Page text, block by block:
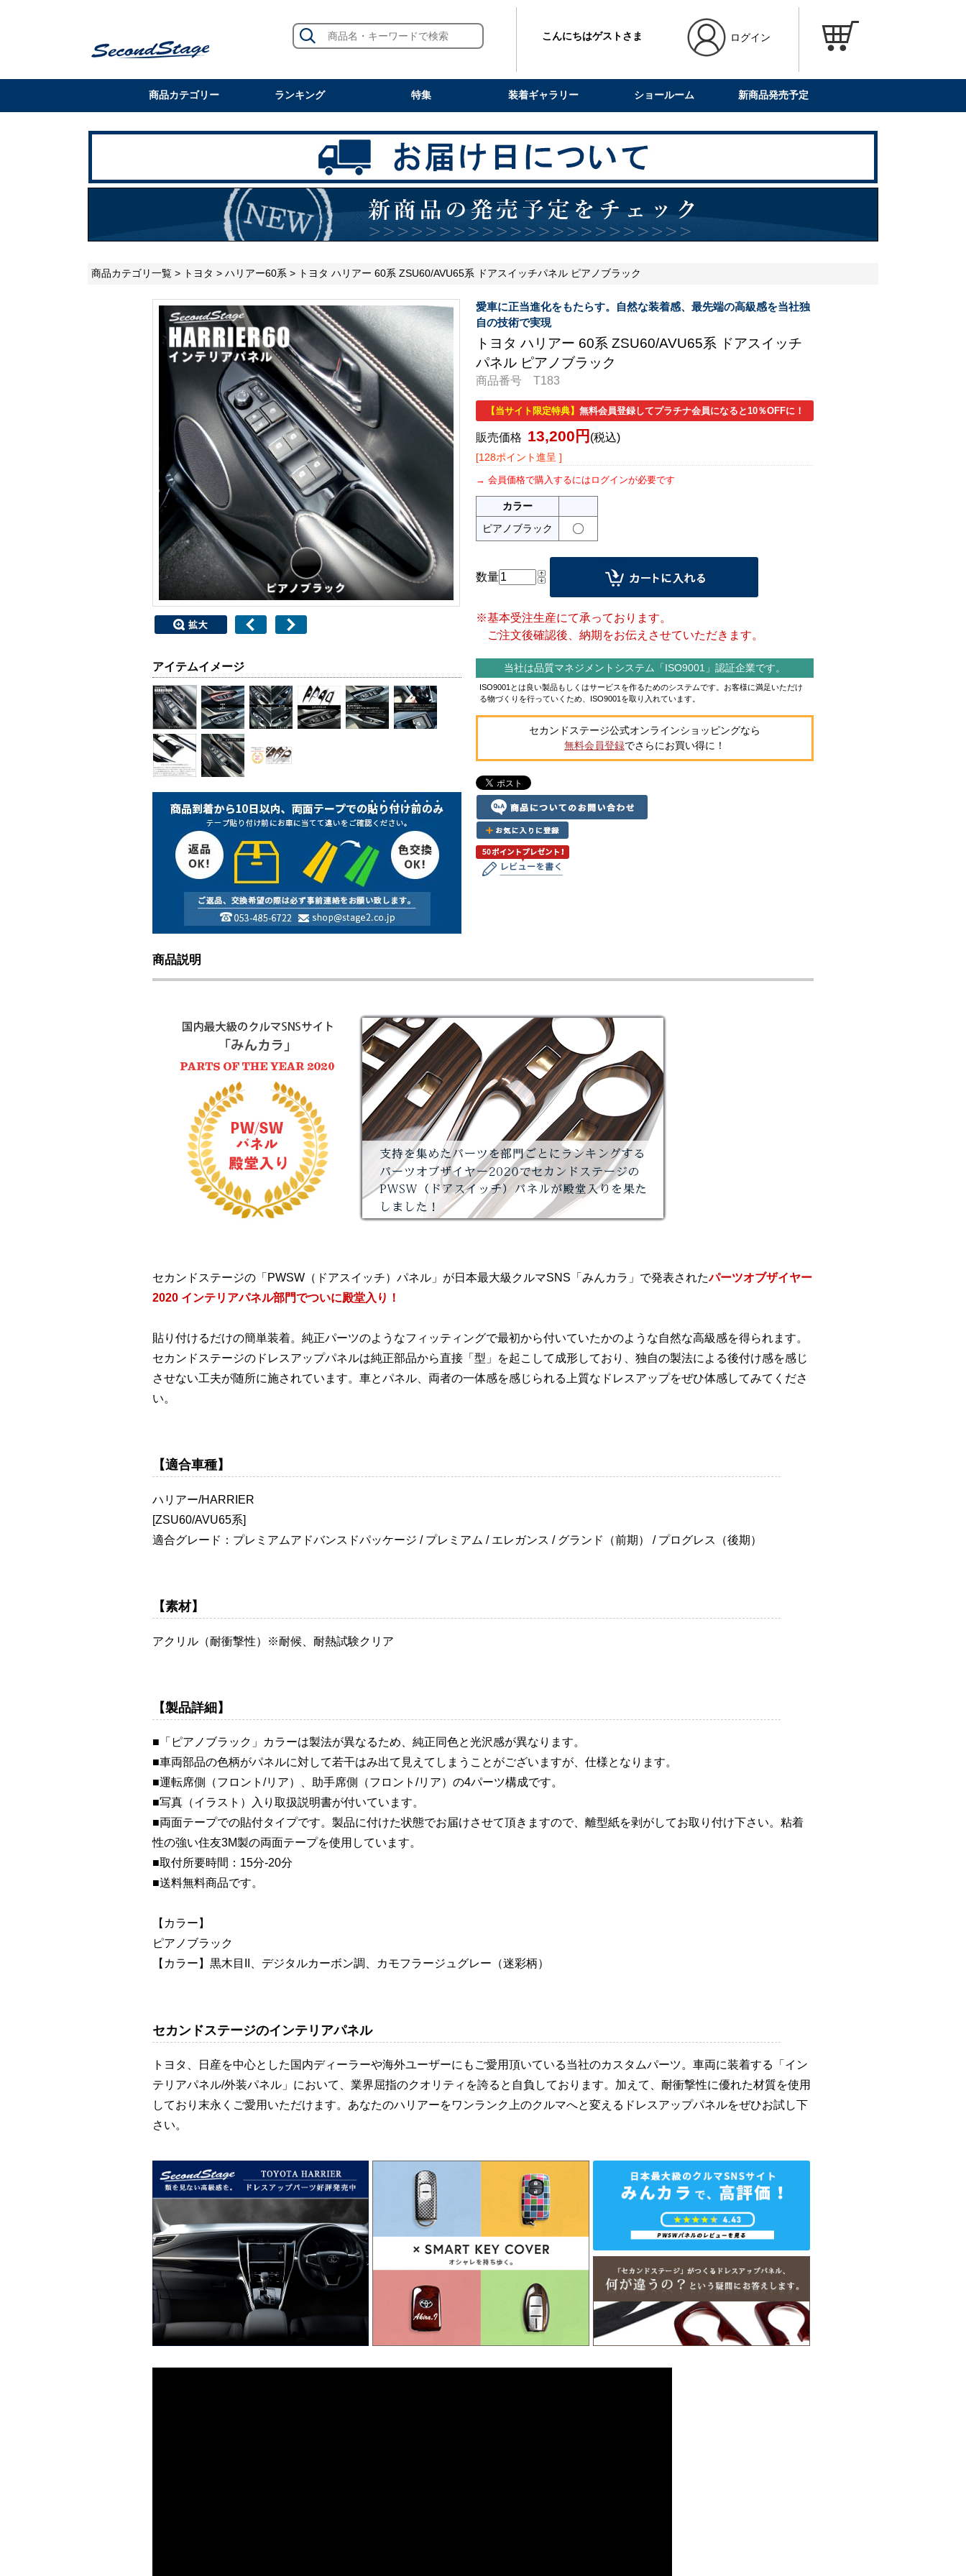
こんにちはゲストさま ログイン
商品カテゴリー ランキング 特集 装着ギャラリー ショールーム 新商品発売予定
商品カテゴリ一覧 > トヨタ > ハリアー60系 > トヨタ ハリアー 60系 ZSU60/AVU65系 ドアスイッチパネル ピアノブラック
愛車に正当進化をもたらす。自然な装着感、最先端の高級感を当社独
自の技術で実現
トヨタ ハリアー 60系 ZSU60/AVU65系 ドアスイッチ
パネル ピアノブラック
商品番号 T183
【当サイト限定特典】 無料会員登録してプラチナ会員になると10％OFFに！
販売価格 13,200円 (税込)
[128ポイント進呈 ]
会員価格で購入するにはログインが必要です
カラー
ピアノブラック
数量
※基本受注生産にて承っております。
ご注文後確認後、納期をお伝えさせていただきます。
当社は品質マネジメントシステム「ISO9001」認証企業です。
ISO9001とは良い製品もしくはサービスを作るためのシステムです。お客様に満足いただけ
る物づくりを行っていくため、ISO9001を取り入れています。
セカンドステージ公式オンラインショッピングなら
無料会員登録でさらにお買い得に！
アイテムイメージ
商品説明
セカンドステージの「PWSW（ドアスイッチ）パネル」が日本最大級クルマSNS「みんカラ」で発表されたパーツオブザイヤー
2020 インテリアパネル部門でついに殿堂入り！
貼り付けるだけの簡単装着。純正パーツのようなフィッティングで最初から付いていたかのような自然な高級感を得られます。
セカンドステージのドレスアップパネルは純正部品から直接「型」を起こして成形しており、独自の製法による後付け感を感じ
させない工夫が随所に施されています。車とパネル、両者の一体感を感じられる上質なドレスアップをぜひ体感してみてくださ
い。
【適合車種】
ハリアー/HARRIER
[ZSU60/AVU65系]
適合グレード：プレミアムアドバンスドパッケージ / プレミアム / エレガンス / グランド（前期） / プログレス（後期）
【素材】
アクリル（耐衝撃性）※耐候、耐熱試験クリア
【製品詳細】
■「ピアノブラック」カラーは製法が異なるため、純正同色と光沢感が異なります。
■車両部品の色柄がパネルに対して若干はみ出て見えてしまうことがございますが、仕様となります。
■運転席側（フロント/リア）、助手席側（フロント/リア）の4パーツ構成です。
■写真（イラスト）入り取扱説明書が付いています。
■両面テープでの貼付タイプです。製品に付けた状態でお届けさせて頂きますので、離型紙を剥がしてお取り付け下さい。粘着
性の強い住友3M製の両面テープを使用しています。
■取付所要時間：15分-20分
■送料無料商品です。
【カラー】
ピアノブラック
【カラー】黒木目II、デジタルカーボン調、カモフラージュグレー（迷彩柄）
セカンドステージのインテリアパネル
トヨタ、日産を中心とした国内ディーラーや海外ユーザーにもご愛用頂いている当社のカスタムパーツ。車両に装着する「イン
テリアパネル/外装パネル」において、業界屈指のクオリティを誇ると自負しております。加えて、耐衝撃性に優れた材質を使用
しており末永くご愛用いただけます。あなたのハリアーをワンランク上のクルマへと変えるドレスアップパネルをぜひお試し下
さい。